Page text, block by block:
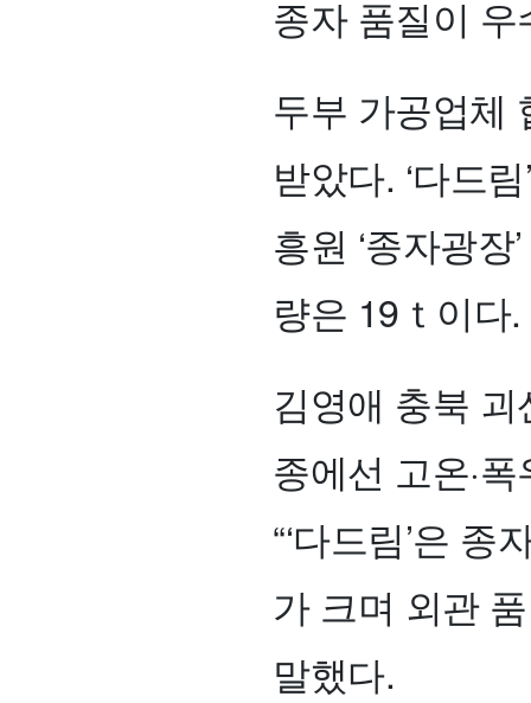
종자 품질이
두부 가공업체
받았다. ‘다드
흥원 ‘종자광
량은 19ｔ이다.
김영애 충북
종에선 고온·
“‘다드림’은
가 크며 외관
말했다.